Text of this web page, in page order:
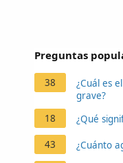
Preguntas
38
¿Cuál es
grave?
18
¿Qué
43 ¿Cuánto